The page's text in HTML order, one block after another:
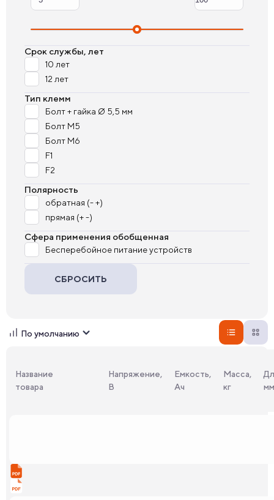
Срок службы, лет
10 лет
12 лет
Тип клемм
Болт + гайка Ø 5,5 мм
Болт М5
Болт М6
F1
F2
Полярность
обратная (- +)
прямая (+ -)
Сфера применения обобщенная
Бесперебойное питание устройств
СБРОСИТЬ
По умолчанию
Название
товара
Напряжение,
В
Емкость,
Ач
Масса,
кг
мм